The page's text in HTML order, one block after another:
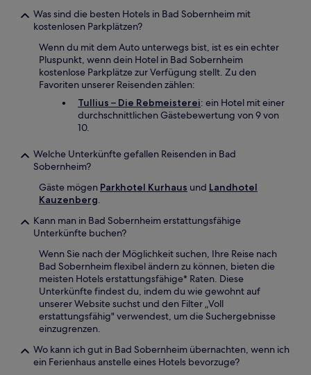
Was sind die besten Hotels in Bad Sobernheim mit
kostenlosen Parkplätzen?
Wenn du mit dem Auto unterwegs bist, ist es ein echter
Pluspunkt, wenn dein Hotel in Bad Sobernheim
kostenlose Parkplätze zur Verfügung stellt. Zu den
Favoriten unserer Reisenden zählen:
Tullius – Die Rebmeisterei: ein Hotel mit einer
durchschnittlichen Gästebewertung von 9 von
10.
Welche Unterkünfte gefallen Reisenden in Bad
Sobernheim?
Gäste mögen Parkhotel Kurhaus und Landhotel
Kauzenberg.
Kann man in Bad Sobernheim erstattungsfähige
Unterkünfte buchen?
Wenn Sie nach der Möglichkeit suchen, Ihre Reise nach
Bad Sobernheim flexibel ändern zu können, bieten die
meisten Hotels erstattungsfähige* Raten. Diese
Unterkünfte findest du, indem du wie gewohnt auf
unserer Website suchst und den Filter „Voll
erstattungsfähig" verwendest, um die Suchergebnisse
einzugrenzen.
Wo kann ich gut in Bad Sobernheim übernachten, wenn ich
ein Ferienhaus anstelle eines Hotels bevorzuge?